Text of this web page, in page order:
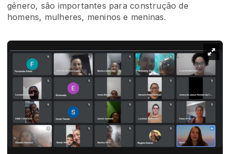
gênero, são importantes para construção de
homens, mulheres, meninos e meninas.